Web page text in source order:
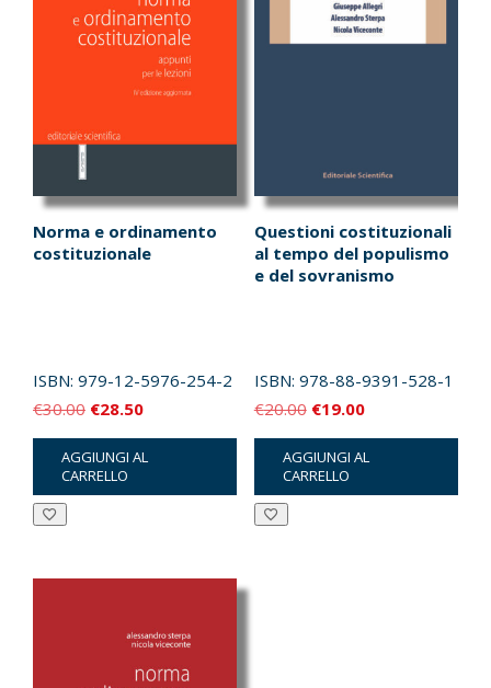
Norma e ordinamento
costituzionale
ISBN: 979-12-5976-254-2
€30.00 Il
prezzo
originale
era:
€28.50Il
prezzo
attuale
è:
AGGIUNGI AL
CARRELLO
Questioni costituzionali
al tempo del populismo
e del sovranismo
ISBN: 978-88-9391-528-1
€20.00 Il
prezzo
originale
era:
€19.00Il
prezzo
attuale
è:
AGGIUNGI AL
CARRELLO